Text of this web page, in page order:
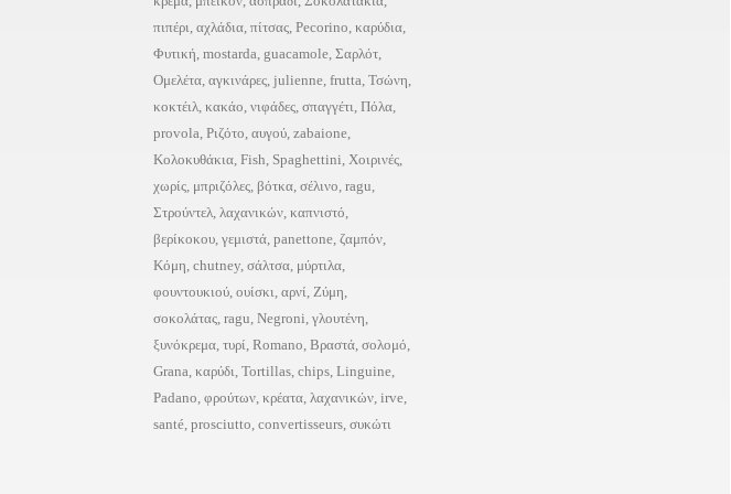
πιπέρι, αχλάδια, πίτσας, Pecorino, καρύδια,
Φυτική, mostarda, guacamole, Σαρλότ,
Ομελέτα, αγκινάρες, julienne, frutta, Τσώνη,
κοκτέιλ, κακάο, νιφάδες, σπαγγέτι, Πόλα,
provola, Ριζότο, αυγού, zabaione,
Κολοκυθάκια, Fish, Spaghettini, Χοιρινές,
χωρίς, μπριζόλες, βότκα, σέλινο, ragu,
Στρούντελ, λαχανικών, καπνιστό,
βερίκοκου, γεμιστά, panettone, ζαμπόν,
Κόμη, chutney, σάλτσα, μύρτιλα,
φουντουκιού, ουίσκι, αρνί, Ζύμη,
σοκολάτας, ragu, Negroni, γλουτένη,
ξυνόκρεμα, τυρί, Romano, Βραστά, σολομό,
Grana, καρύδι, Tortillas, chips, Linguine,
Padano, φρούτων, κρέατα, λαχανικών, irve,
santé, prosciutto, convertisseurs, συκώτι